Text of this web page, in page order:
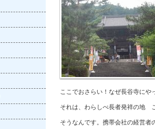
ここでおさらい！なぜ長谷寺にや
それは、わらしべ長者発祥の地
そうなんです。携帯会社の経営者